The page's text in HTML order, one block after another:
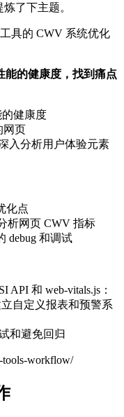
了下主题。
能的健康度，找到痛点
的健康度
网页
入分析用户体验元素
化点
析网页 CWV 指标
debug 和调试
API 和 web-vitals.js：
自定义报表和预警系
和避免回归
tools-workflow/